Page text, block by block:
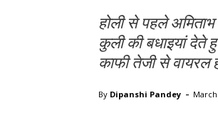
होली से पहले
कुली की बधाइयां देते
काफी तेजी से वायरल
By Dipanshi Pandey - March